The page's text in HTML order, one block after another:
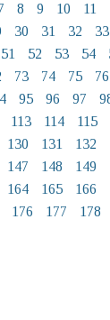
8 9 10 11
30 31 32 33
51 52 53 54
73 74 75 76
95 96 97
113 114 115
130 131 132
147 148 149
164 165 166
176 177 178